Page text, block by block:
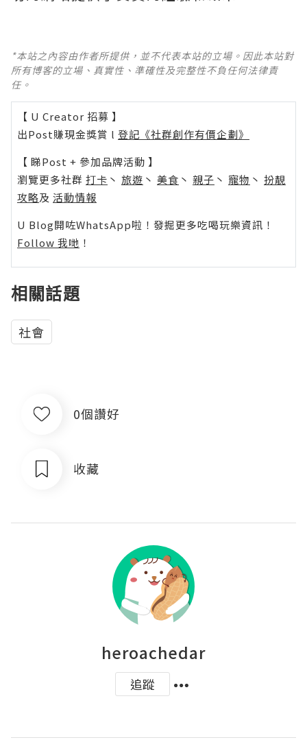
*本站之內容由作者所提供，並不代表本站的立場。因此本站對
所有博客的立場、真實性、準確性及完整性不負任何法律責
任。
【 U Creator 招募 】
出Post賺現金獎賞 l 登記《社群創作有價企劃》
【 睇Post + 參加品牌活動 】
瀏覽更多社群 打卡 丶 旅遊 丶 美食 丶 親子 丶 寵物 丶 扮靚
攻略及 活動情報
U Blog開咗WhatsApp啦！發掘更多吃喝玩樂資訊！
Follow 我哋 ！
相關話題
社會
0個讚好
收藏
heroachedar
追蹤